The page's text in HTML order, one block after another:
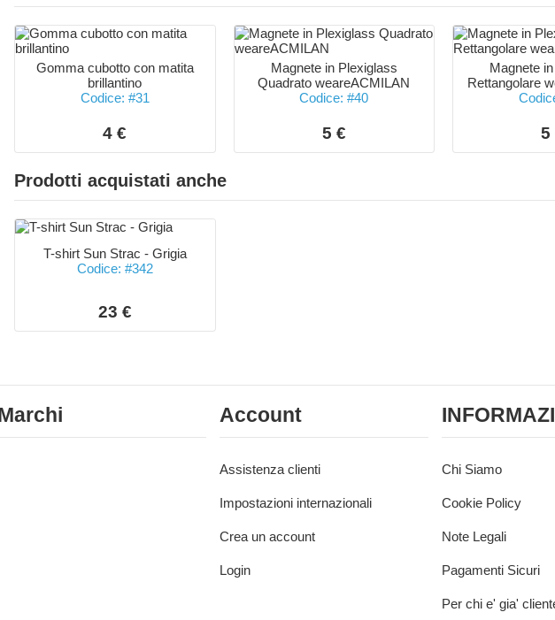
Gomma cubotto con matita
brillantino
Codice: #31
4 €
Magnete in Plexiglass
Quadrato weareACMILAN
Codice: #40
5 €
Magnete
Rettangolare
5
Prodotti acquistati anche
T-shirt Sun Strac - Grigia
Codice: #342
23 €
Marchi Account
Assistenza clienti
Impostazioni internazionali
Crea un account
Login
Chi Siamo
Cookie Policy
Note Legali
Pagamenti Sicuri
Per chi e' gia'